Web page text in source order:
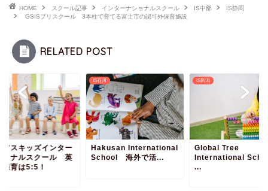
HOME スクール記事 インターナショナルスクール IS中部
IS静岡
GSISプリスクール 3本柱で育てる富士市の認可外保育施設
RELATED POST
アスキッズインター
ョナルスクール 英
保育は5:5！
IS石川
Hakusan International
School 海外で活...
IS新潟
Global Tree
International
...